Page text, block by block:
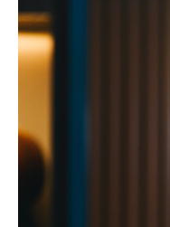
新
政
6
母
生
周
年
紀
132
號